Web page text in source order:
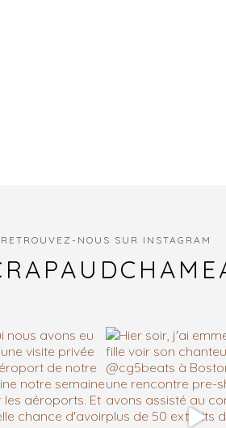
RETROUVEZ-NOUS SUR INSTAGRAM